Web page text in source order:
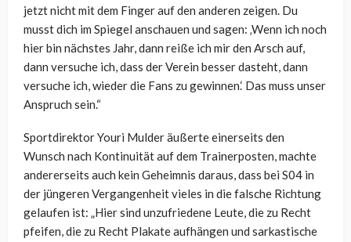
jetzt nicht mit dem Finger auf den anderen zeigen. Du
musst dich im Spiegel anschauen und sagen: ‚Wenn ich noch
hier bin nächstes Jahr, dann reiße ich mir den Arsch auf,
dann versuche ich, dass der Verein besser dasteht, dann
versuche ich, wieder die Fans zu gewinnen.‘ Das muss unser
Anspruch sein.“
Sportdirektor Youri Mulder äußerte einerseits den
Wunsch nach Kontinuität auf dem Trainerposten, machte
andererseits auch kein Geheimnis daraus, dass bei S04 in
der jüngeren Vergangenheit vieles in die falsche Richtung
gelaufen ist: „Hier sind unzufriedene Leute, die zu Recht
pfeifen, die zu Recht Plakate aufhängen und sarkastische